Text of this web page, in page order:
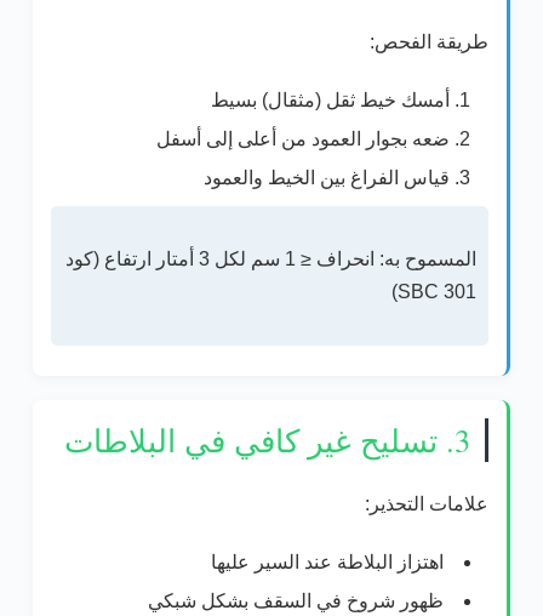
طريقة الفحص:
أمسك خيط ثقل (مثقال) بسيط
ضعه بجوار العمود من أعلى إلى أسفل
قياس الفراغ بين الخيط والعمود
المسموح به: انحراف ≤ 1 سم لكل 3 أمتار ارتفاع
(كود
SBC 301)
3. تسليح غير كافي في البلاطات
علامات التحذير:
اهتزاز البلاطة عند السير عليها
ظهور شروخ في السقف بشكل شبكي